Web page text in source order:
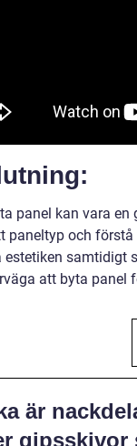
panel kan vara en
paneltyp och
estetiken samtidigt
att byta panel
är
gipsskivor